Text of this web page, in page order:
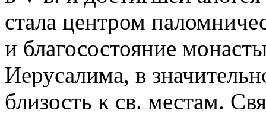
стала центром
и благосостояние
Иерусалима, в
близость к св. местам.